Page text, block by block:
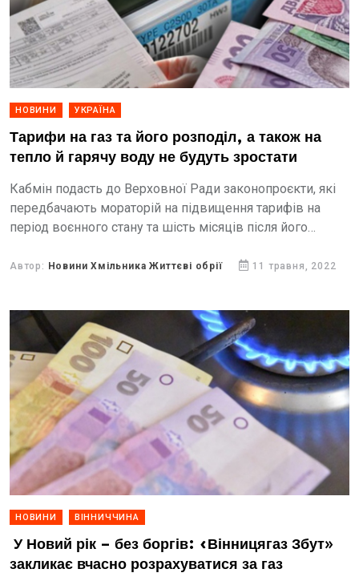
НОВИНИ УКРАЇНА
Тарифи на газ та його розподіл, а також на
тепло й гарячу воду не будуть зростати
Кабмін подасть до Верховної Ради законопроєкти, які
передбачають мораторій на підвищення тарифів на
період воєнного стану та шість місяців після його
Автор: Новини Хмільника Життєві обрії 11 травня, 2022
НОВИНИ ВІННИЧЧИНА
У Новий рік – без боргів: «Вінницягаз Збут»
закликає вчасно розрахуватися за газ